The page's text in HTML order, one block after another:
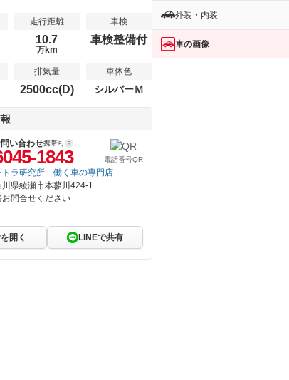
走行距離
10.7
万km
車検
車検整備付
排気量
2500cc(D)
車体色
シルバーＭ
い合わせ携帯可
1843 電話番号QR
トラ研究所 働く車の専門店
川県綾瀬市本蓼川424-1
お問合せください
開く LINEで共有
外装・内装
車の画像